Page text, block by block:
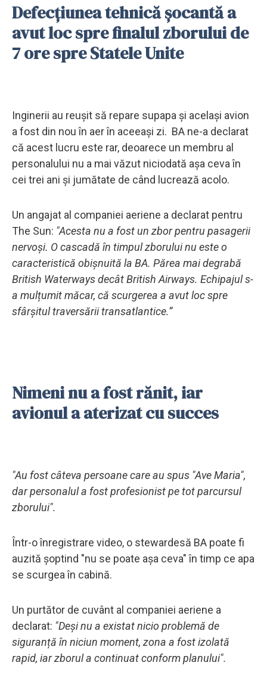
Defecțiunea tehnică șocantă a
avut loc spre finalul zborului de
7 ore spre Statele Unite
Inginerii au reușit să repare supapa și același avion
a fost din nou în aer în aceeași zi. BA ne-a declarat
că acest lucru este rar, deoarece un membru al
personalului nu a mai văzut niciodată așa ceva în
cei trei ani și jumătate de când lucrează acolo.
Un angajat al companiei aeriene a declarat pentru
The Sun: "Acesta nu a fost un zbor pentru pasagerii
nervoși. O cascadă în timpul zborului nu este o
caracteristică obișnuită la BA. Părea mai degrabă
British Waterways decât British Airways. Echipajul s-
a mulțumit măcar, că scurgerea a avut loc spre
sfârșitul traversării transatlantice.”
Nimeni nu a fost rănit, iar
avionul a aterizat cu succes
"Au fost câteva persoane care au spus "Ave Maria",
dar personalul a fost profesionist pe tot parcursul
zborului".
Într-o înregistrare video, o stewardesă BA poate fi
auzită șoptind "nu se poate așa ceva" în timp ce apa
se scurgea în cabină.
Un purtător de cuvânt al companiei aeriene a
declarat: "Deși nu a existat nicio problemă de
siguranță în niciun moment, zona a fost izolată
rapid, iar zborul a continuat conform planului".